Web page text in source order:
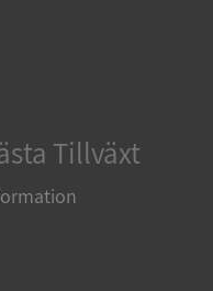
Tillväxt
Microsoft
Corporation